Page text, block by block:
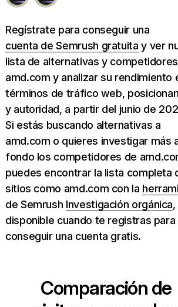
Regístrate para conseguir una
cuenta de Semrush gratuita y ver
lista de alternativas y
amd.com y analizar su rendimiento
términos de tráfico web,
y autoridad, a partir del junio de
Si estás buscando alternativas a
amd.com o quieres investigar más
fondo los competidores de
puedes encontrar la lista completa
sitios como amd.com con la
de Semrush Investigación orgánica,
disponible cuando te registras para
conseguir una cuenta gratis.
Comparación de